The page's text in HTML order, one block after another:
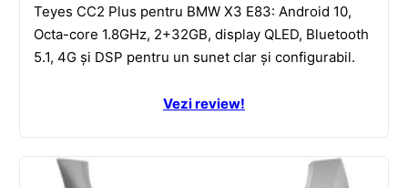
Teyes CC2 Plus pentru BMW X3 E83: Android 10,
Octa-core 1.8GHz, 2+32GB, display QLED, Bluetooth
5.1, 4G și DSP pentru un sunet clar și configurabil.
Vezi review!